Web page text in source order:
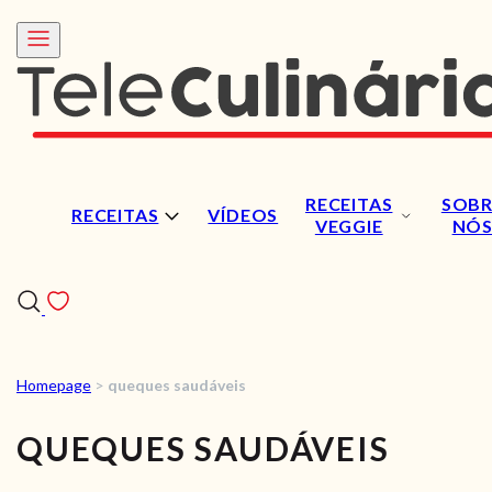
RECEITAS VÍDEOS
RECEITAS
VEGGIE
NÓS
RECEITAS
VÍDEOS
Homepage > queques saudáveis
QUEQUES SAUDÁVEIS